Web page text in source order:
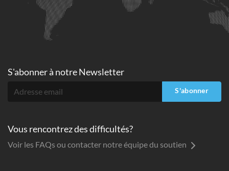
S'abonner à notre Newsletter
S'abonner
Vous rencontrez des difficultés?
Voir les FAQs ou contacter notre équipe du soutien